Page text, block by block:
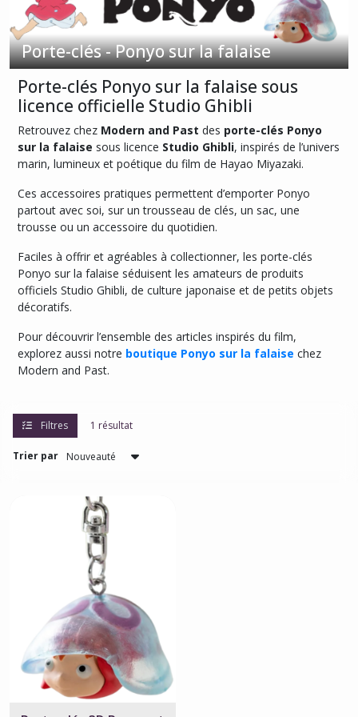
Porte-clés - Ponyo sur la falaise
Porte-clés Ponyo sur la falaise sous
licence officielle Studio Ghibli
Retrouvez chez Modern and Past des porte-clés Ponyo
sur la falaise sous licence Studio Ghibli, inspirés de l’univers
marin, lumineux et poétique du film de Hayao Miyazaki.
Ces accessoires pratiques permettent d’emporter Ponyo
partout avec soi, sur un trousseau de clés, un sac, une
trousse ou un accessoire du quotidien.
Faciles à offrir et agréables à collectionner, les porte-clés
Ponyo sur la falaise séduisent les amateurs de produits
officiels Studio Ghibli, de culture japonaise et de petits objets
décoratifs.
Pour découvrir l’ensemble des articles inspirés du film,
explorez aussi notre boutique Ponyo sur la falaise chez
Modern and Past.
Filtres 1 résultat
Trier par
Pin's
-
Ponyo
sur
la
falaise
(2)
-
Ponyo
sur
falaise
(1)
Afficher
les
résultats